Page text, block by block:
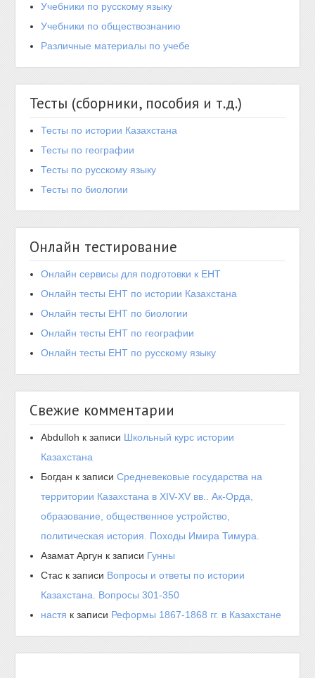
Учебники по русскому языку
Учебники по обществознанию
Различные материалы по учебе
Тесты (сборники, пособия и т.д.)
Тесты по истории Казахстана
Тесты по географии
Тесты по русскому языку
Тесты по биологии
Онлайн тестирование
Онлайн сервисы для подготовки к ЕНТ
Онлайн тесты ЕНТ по истории Казахстана
Онлайн тесты ЕНТ по биологии
Онлайн тесты ЕНТ по географии
Онлайн тесты ЕНТ по русскому языку
Свежие комментарии
Abdulloh к записи Школьный курс истории
Казахстана
Богдан к записиСредневековые государства на
территории Казахстана в XIV-XV вв.. Ак-Орда,
образование, общественное устройство,
политическая история. Походы Имира Тимура.
Азамат Аргун к записи Гунны
Стас к записи Вопросы и ответы по истории
Казахстана. Вопросы 301-350
настя к записи Реформы 1867-1868 гг. в Казахстане